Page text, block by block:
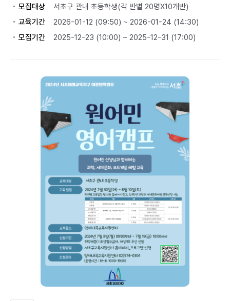
모집대상
서초구 관내 초등학생(각 반별 20명X10개반)
교육기간
2026-01-12 (09:50) ~ 2026-01-24 (14:30)
모집기간
2025-12-23 (10:00) ~ 2025-12-31 (17:00)